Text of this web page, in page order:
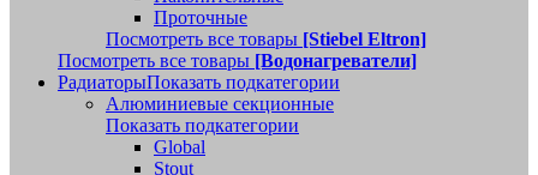
Проточные
Посмотреть все товары [Stiebel Eltron]
Посмотреть все товары [Водонагреватели]
РадиаторыПоказать подкатегории
Алюминиевые секционные
Показать подкатегории
Global
Stout